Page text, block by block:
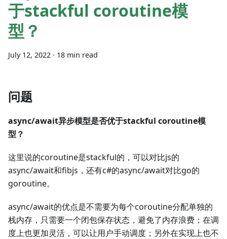
于stackful coroutine模
型？
July 12, 2022 · 18 min read
问题
async/await异步模型是否优于stackful coroutine模
型？
这里说的coroutine是stackful的，可以对比js的
async/await和fibjs，还有c#的async/await对比go的
goroutine。
async/await的优点是不需要为每个coroutine分配单独的
栈内存，只需要一个闭包保存状态，避免了内存浪费；在调
度上也更加灵活，可以让用户手动调度；另外在实现上也不